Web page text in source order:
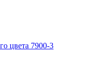
цвета 7900-3